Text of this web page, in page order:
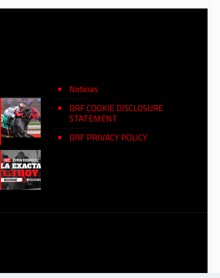
Noticias
DRF COOKIE DISCLOSURE
STATEMENT
DRF PRIVACY POLICY